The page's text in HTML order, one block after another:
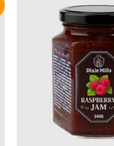
هو:
60 EGP.
هو:
44 EGP.